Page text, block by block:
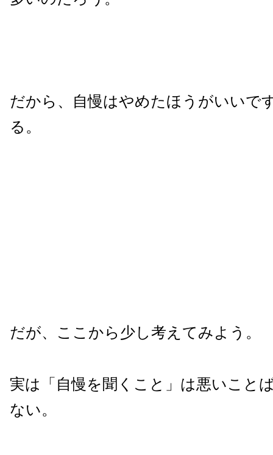
だから、自慢はやめたほうがいいで
る。
だが、ここから少し考えてみよう。
実は「自慢を聞くこと」は悪いこと
ない。